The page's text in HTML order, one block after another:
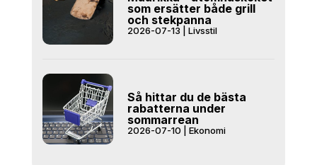
som ersätter både grill
och stekpanna
2026-07-13 Livsstil
Så hittar du de bästa
rabatterna under
sommarrean
2026-07-10 Ekonomi